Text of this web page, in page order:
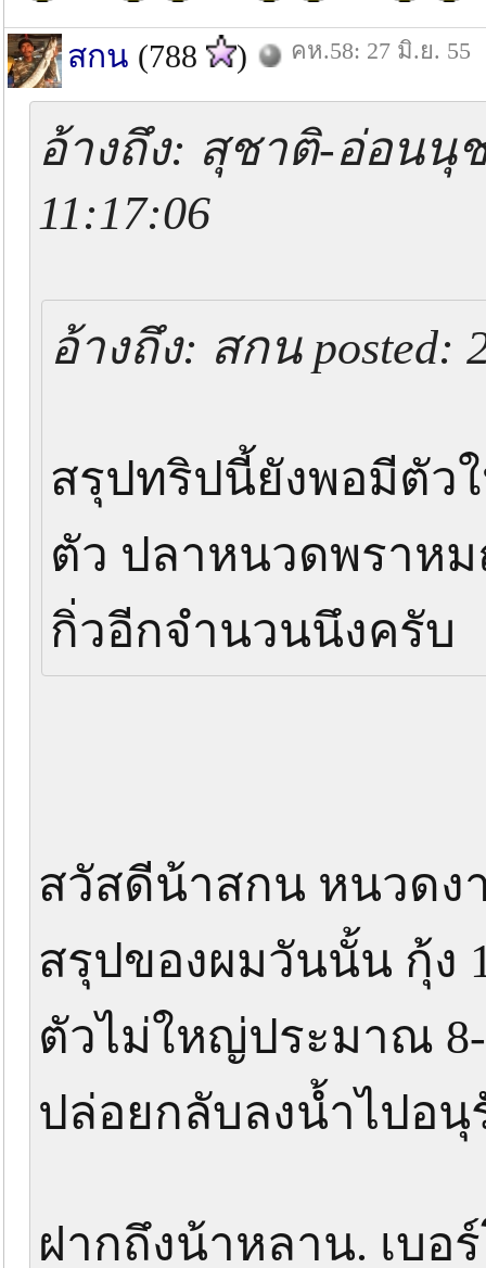
สกน (788 ) คห.58: 27 มิ.ย. 55
อ้างถึง: สุชาติ-อ่อนนุช
11:17:06
อ้างถึง: สกน posted:
สรุปทริปนี้ยังพอมีตัว
ตัว ปลาหนวดพราห
กิ่วอีกจำนวนนึงครับ
สวัสดีน้าสกน หนวดง
สรุปของผมวันนั้น กุ้ง
ตัวไม่ใหญ่ประมาณ
ปล่อยกลับลงน้ำไปอนุ
ฝากถึงน้าหลาน. เบอ